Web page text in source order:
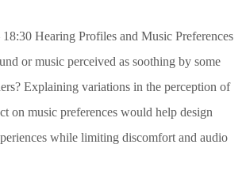
Hearing Profiles and Music Preferences
or music perceived as soothing by some
Explaining variations in the perception of
on music preferences would help design
while limiting discomfort and audio